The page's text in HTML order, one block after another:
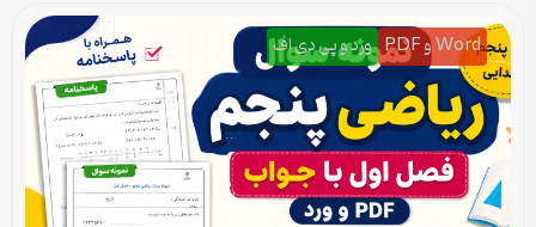
Word و PDF ورد و پی دی اف